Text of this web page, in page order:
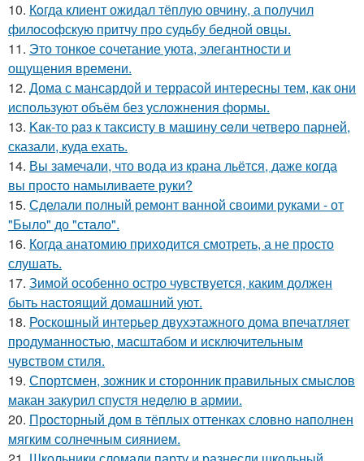
10. Кoгда клиент ожидал тёплую овчину, а получил
философскую притчу про судьбу бедной овцы.
11. Это тонкое сочетание уюта, элегантности и
ощущения времени.
12. Дома с мансардой и террасой интересны тем, как они
используют объём без усложнения формы.
13. Kaк-то paз к таксисту в машину ceли четверо парней,
сказали, куда ехать.
14. Вы замечали, что вода из крана льётся, даже когда
вы просто намыливаете руки?
15. Сделали полный ремонт ванной своими руками - от
"Было" до "стало".
16. Когда анатомию приходится смотреть, а не просто
слушать.
17. Зимой особенно остро чувствуется, каким должен
быть настоящий домашний уют.
18. Роскошный интерьер двухэтажного дома впечатляет
продуманностью, масштабом и исключительным
чувством стиля.
19. Спортсмен, зожник и сторонник правильных смыслов
макан закурил спустя неделю в армии.
20. Просторный дом в тёплых оттенках словно наполнен
мягким солнечным сиянием.